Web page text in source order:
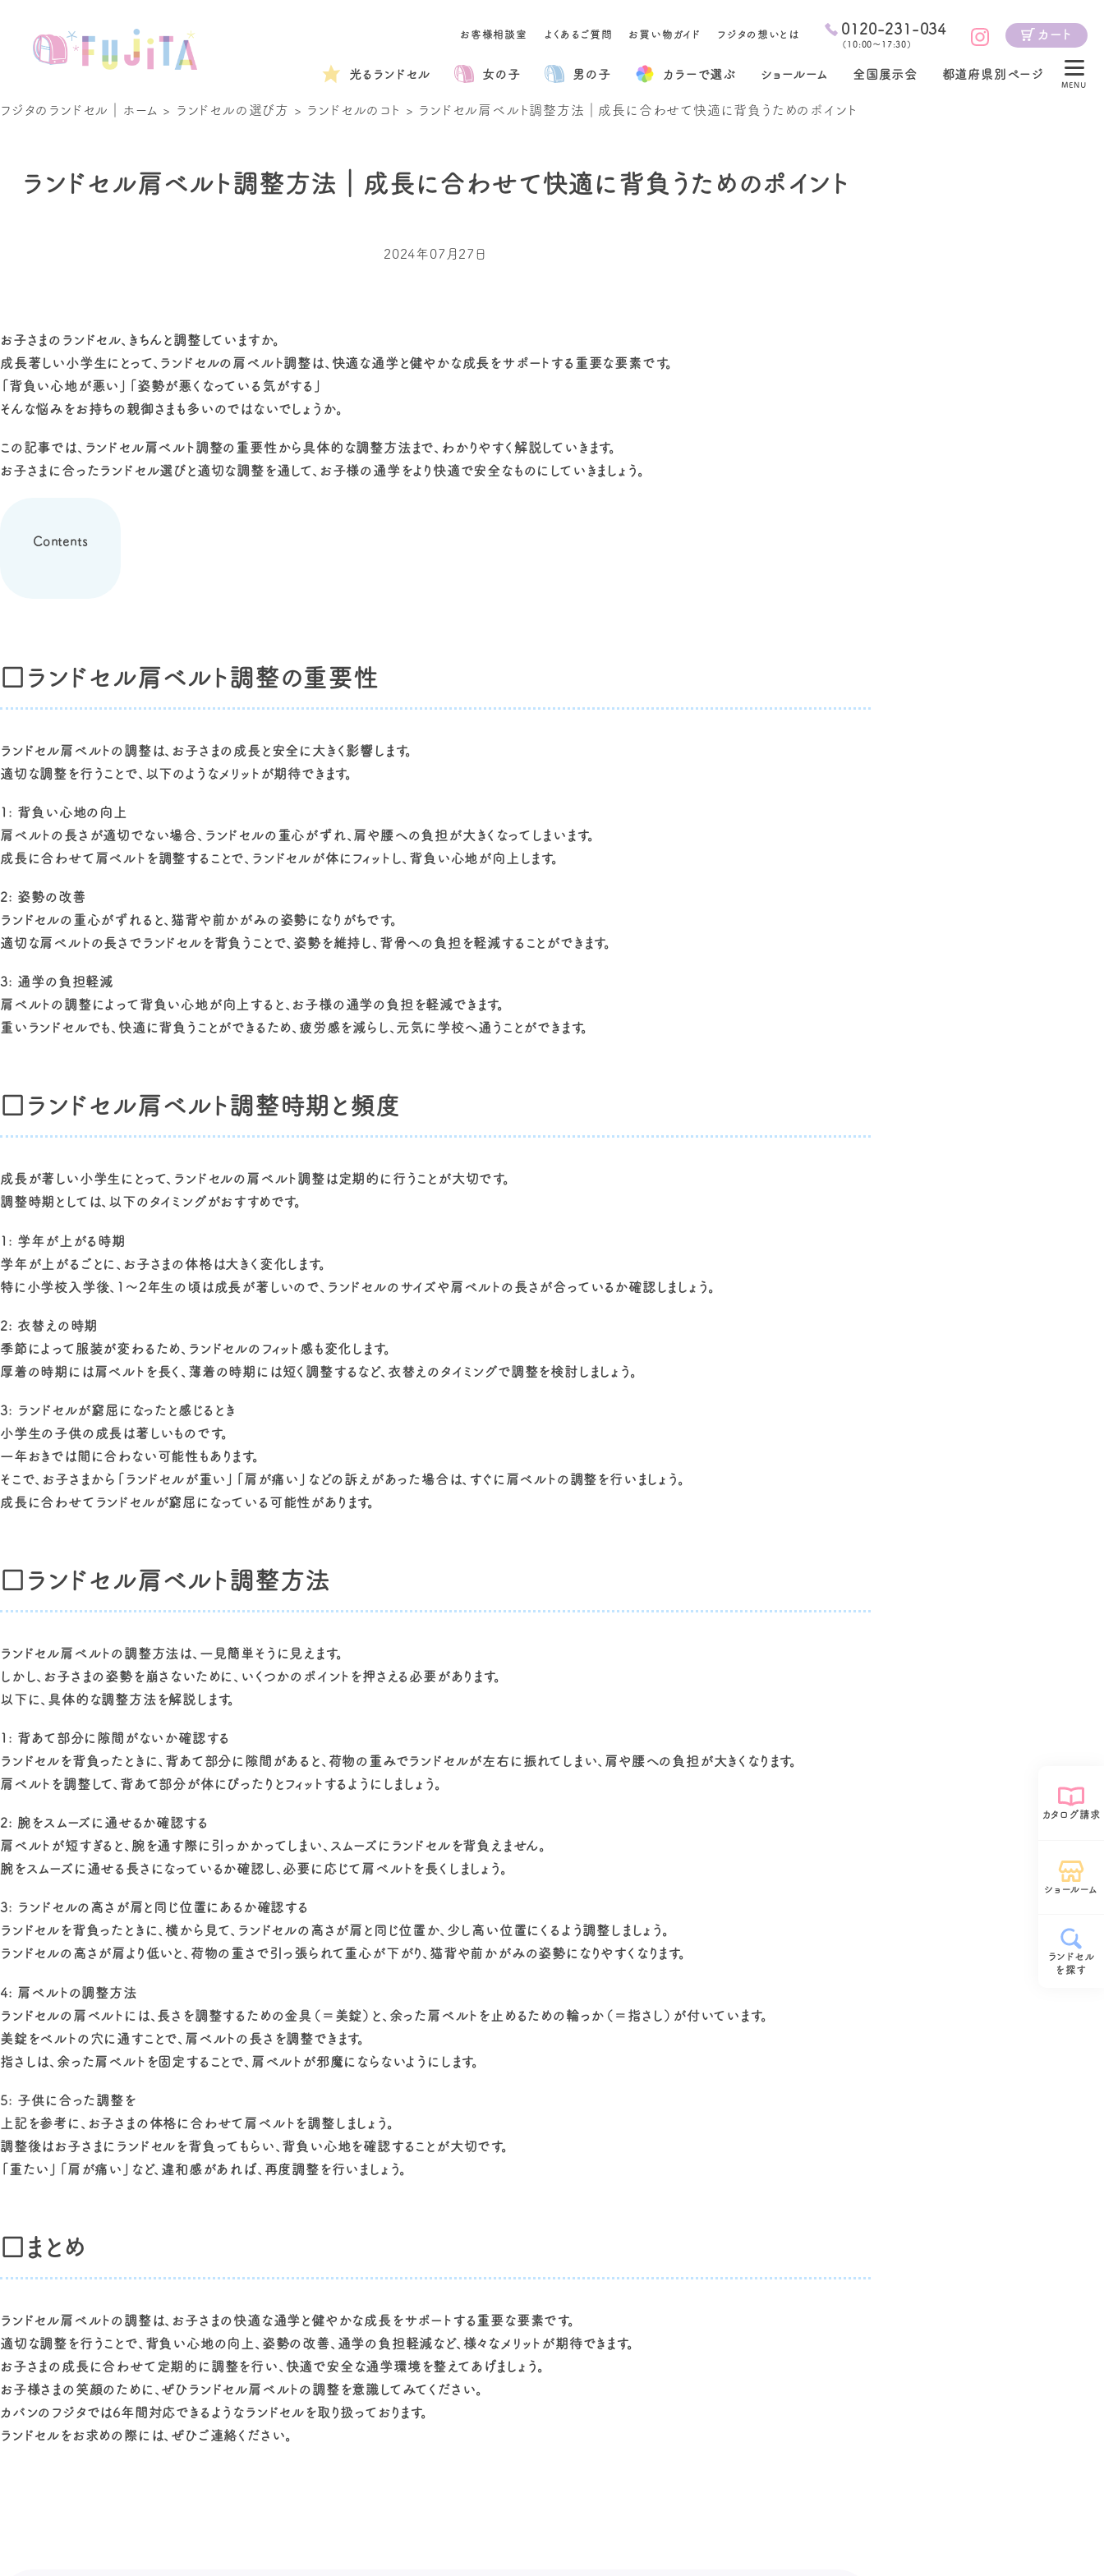
お客様相談室 よくあるご質問 お買い物ガイド フジタの想いとは 0120-231-034
（ 10:00～17:30 ）
カート
光るランドセル 女の子 男の子 カラー で選ぶ ショールーム 全国展示会 都道府県別ページ
MENU
カタログ請求
ショールーム
ランドセル
を探す
フジタのランドセル｜ホーム > ランドセルの選び方 > ランドセルのコト > ランドセル肩ベルト調整方法｜成長に合わせて快適に背負うためのポイント
ランドセル肩ベルト調整方法｜成長に合わせて快適に背負うためのポイント
2024年07月27日
お子さまのランドセル、きちんと調整していますか。
成長著しい小学生にとって、ランドセルの肩ベルト調整は、快適な通学と健やかな成長をサポートする重要な要素です。
「背負い心地が悪い」「姿勢が悪くなっている気がする」
そんな悩みをお持ちの親御さまも多いのではないでしょうか。
この記事では、ランドセル肩ベルト調整の重要性から具体的な調整方法まで、わかりやすく解説していきます。
お子さまに合ったランドセル選びと適切な調整を通して、お子様の通学をより快適で安全なものにしていきましょう。
Contents
□ランドセル肩ベルト調整の重要性
ランドセル肩ベルトの調整は、お子さまの成長と安全に大きく影響します。
適切な調整を行うことで、以下のようなメリットが期待できます。
1: 背負い心地の向上
肩ベルトの長さが適切でない場合、ランドセルの重心がずれ、肩や腰への負担が大きくなってしまいます。
成長に合わせて肩ベルトを調整することで、ランドセルが体にフィットし、背負い心地が向上します。
2: 姿勢の改善
ランドセルの重心がずれると、猫背や前かがみの姿勢になりがちです。
適切な肩ベルトの長さでランドセルを背負うことで、姿勢を維持し、背骨への負担を軽減することができます。
3: 通学の負担軽減
肩ベルトの調整によって背負い心地が向上すると、お子様の通学の負担を軽減できます。
重いランドセルでも、快適に背負うことができるため、疲労感を減らし、元気に学校へ通うことができます。
□ランドセル肩ベルト調整時期と頻度
成長が著しい小学生にとって、ランドセルの肩ベルト調整は定期的に行うことが大切です。
調整時期としては、以下のタイミングがおすすめです。
1: 学年が上がる時期
学年が上がるごとに、お子さまの体格は大きく変化します。
特に小学校入学後、1～2年生の頃は成長が著しいので、ランドセルのサイズや肩ベルトの長さが合っているか確認しましょう。
2: 衣替えの時期
季節によって服装が変わるため、ランドセルのフィット感も変化します。
厚着の時期には肩ベルトを長く、薄着の時期には短く調整するなど、衣替えのタイミングで調整を検討しましょう。
3: ランドセルが窮屈になったと感じるとき
小学生の子供の成長は著しいものです。
一年おきでは間に合わない可能性もあります。
そこで、お子さまから「ランドセルが重い」「肩が痛い」などの訴えがあった場合は、すぐに肩ベルトの調整を行いましょう。
成長に合わせてランドセルが窮屈になっている可能性があります。
□ランドセル肩ベルト調整方法
ランドセル肩ベルトの調整方法は、一見簡単そうに見えます。
しかし、お子さまの姿勢を崩さないために、いくつかのポイントを押さえる必要があります。
以下に、具体的な調整方法を解説します。
1: 背あて部分に隙間がないか確認する
ランドセルを背負ったときに、背あて部分に隙間があると、荷物の重みでランドセルが左右に振れてしまい、肩や腰への負担が大きくなります。
肩ベルトを調整して、背あて部分が体にぴったりとフィットするようにしましょう。
2: 腕をスムーズに通せるか確認する
肩ベルトが短すぎると、腕を通す際に引っかかってしまい、スムーズにランドセルを背負えません。
腕をスムーズに通せる長さになっているか確認し、必要に応じて肩ベルトを長くしましょう。
3: ランドセルの高さが肩と同じ位置にあるか確認する
ランドセルを背負ったときに、横から見て、ランドセルの高さが肩と同じ位置か、少し高い位置にくるよう調整しましょう。
ランドセルの高さが肩より低いと、荷物の重さで引っ張られて重心が下がり、猫背や前かがみの姿勢になりやすくなります。
4: 肩ベルトの調整方法
ランドセルの肩ベルトには、長さを調整するための金具（＝美錠）と、余った肩ベルトを止めるための輪っか（＝指さし）が付いています。
美錠をベルトの穴に通すことで、肩ベルトの長さを調整できます。
指さしは、余った肩ベルトを固定することで、肩ベルトが邪魔にならないようにします。
5: 子供に合った調整を
上記を参考に、お子さまの体格に合わせて肩ベルトを調整しましょう。
調整後はお子さまにランドセルを背負ってもらい、背負い心地を確認することが大切です。
「重たい」「肩が痛い」など、違和感があれば、再度調整を行いましょう。
□まとめ
ランドセル肩ベルトの調整は、お子さまの快適な通学と健やかな成長をサポートする重要な要素です。
適切な調整を行うことで、背負い心地の向上、姿勢の改善、通学の負担軽減など、様々なメリットが期待できます。
お子さまの成長に合わせて定期的に調整を行い、快適で安全な通学環境を整えてあげましょう。
お子様さまの笑顔のために、ぜひランドセル肩ベルトの調整を意識してみてください。
カバンのフジタでは6年間対応できるようなランドセルを取り扱っております。
ランドセルをお求めの際には、ぜひご連絡ください。